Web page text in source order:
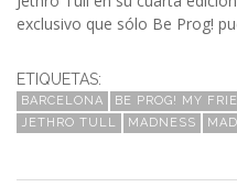
exclusivo que sólo Be Prog!
ETIQUETAS:
BARCELONA BE PROG! MY
JETHRO TULL
MADNESS